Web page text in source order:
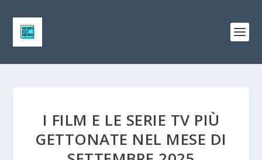
I FILM E LE SERIE TV PIÙ
GETTONATE NEL MESE DI